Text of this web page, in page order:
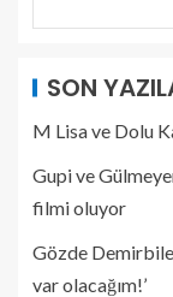
SON
M Lisa ve Dolu
Gupi ve
filmi oluyor
Gözde
var olacağım!’